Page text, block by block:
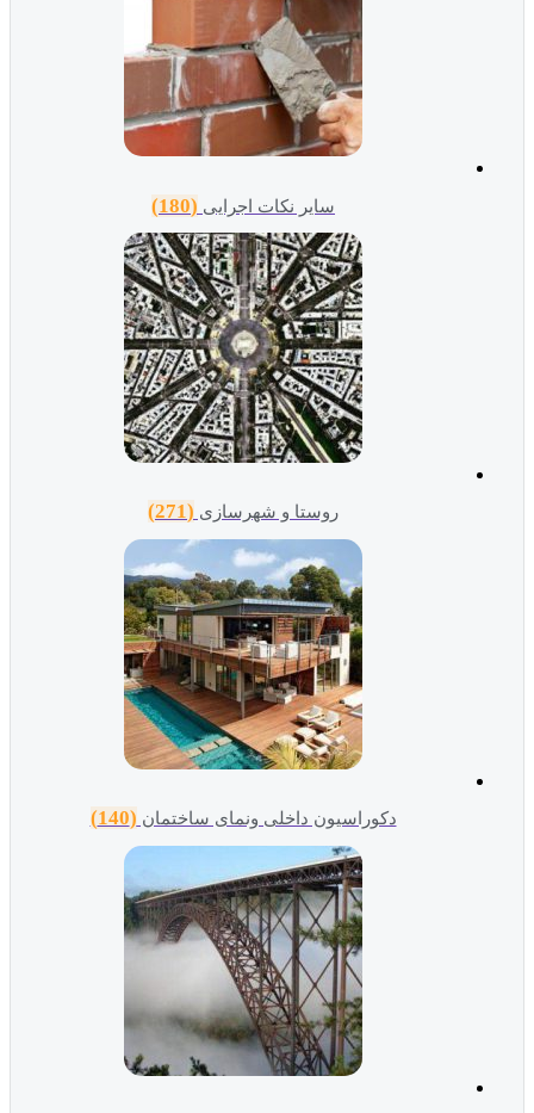
سایر نکات اجرایی (180)
روستا و شهرسازی (271)
دکوراسیون داخلی ونمای ساختمان (140)